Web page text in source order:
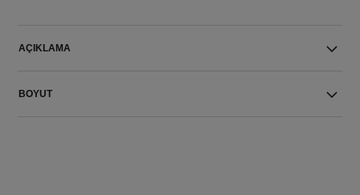
AÇIKLAMA
BOYUT